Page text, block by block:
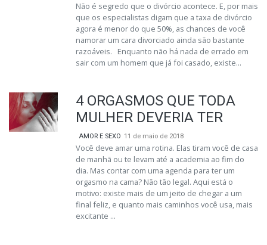
Não é segredo que o divórcio acontece. E, por mais
que os especialistas digam que a taxa de divórcio
agora é menor do que 50%, as chances de você
namorar um cara divorciado ainda são bastante
razoáveis. Enquanto não há nada de errado em
sair com um homem que já foi casado, existe...
4 ORGASMOS QUE TODA
MULHER DEVERIA TER
AMOR E SEXO 11 de maio de 2018
Você deve amar uma rotina. Elas tiram você de casa
de manhã ou te levam até a academia ao fim do
dia. Mas contar com uma agenda para ter um
orgasmo na cama? Não tão legal. Aqui está o
motivo: existe mais de um jeito de chegar a um
final feliz, e quanto mais caminhos você usa, mais
excitante ...